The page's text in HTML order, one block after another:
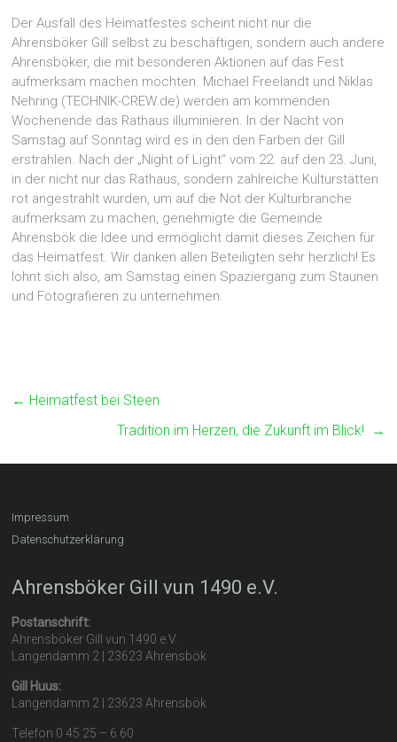
Der Ausfall des Heimatfestes scheint nicht nur die
Ahrensböker Gill selbst zu beschäftigen, sondern auch andere
Ahrensböker, die mit besonderen Aktionen auf das Fest
aufmerksam machen möchten. Michael Freelandt und Niklas
Nehring (TECHNIK-CREW.de) werden am kommenden
Wochenende das Rathaus illuminieren. In der Nacht von
Samstag auf Sonntag wird es in den den Farben der Gill
erstrahlen. Nach der „Night of Light“ vom 22. auf den 23. Juni,
in der nicht nur das Rathaus, sondern zahlreiche Kulturstätten
rot angestrahlt wurden, um auf die Not der Kulturbranche
aufmerksam zu machen, genehmigte die Gemeinde
Ahrensbök die Idee und ermöglicht damit dieses Zeichen für
das Heimatfest. Wir danken allen Beteiligten sehr herzlich! Es
lohnt sich also, am Samstag einen Spaziergang zum Staunen
und Fotografieren zu unternehmen.
← Heimatfest bei Steen
Tradition im Herzen, die Zukunft im Blick! →
Impressum
Datenschutzerklärung
Ahrensböker Gill vun 1490 e.V.
Postanschrift:
Ahrensböker Gill vun 1490 e.V.
Langendamm 2 | 23623 Ahrensbök
Gill Huus:
Langendamm 2 | 23623 Ahrensbök
Telefon 0 45 25 – 6 60